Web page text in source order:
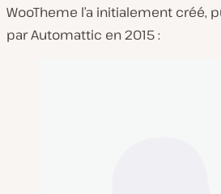
WooTheme l’a initialement créé,
par Automattic en 2015 :